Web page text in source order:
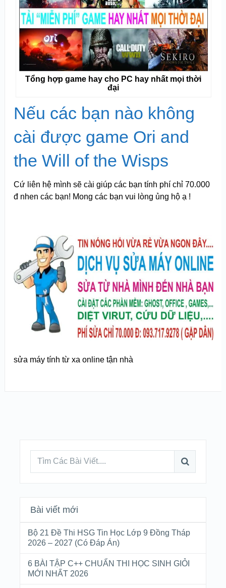
Tổng hợp game hay cho PC hay nhất mọi thời
đại
Nếu các bạn nào không
cài được game Ori and
the Will of the Wisps
Cứ liên hệ mình sẽ cài giúp các bạn tính phí chỉ 70.000
đ nhen các bạn! Mong các bạn vui lòng ủng hộ ạ !
sửa máy tính từ xa online tận nhà
Bài viết mới
Bộ 21 Đề Thi HSG Tin Học Lớp 9 Đồng Tháp
2026 – 2027 (Có Đáp Án)
6 BÀI TẬP C++ CHUẨN THI HỌC SINH GIỎI
MỚI NHẤT 2026